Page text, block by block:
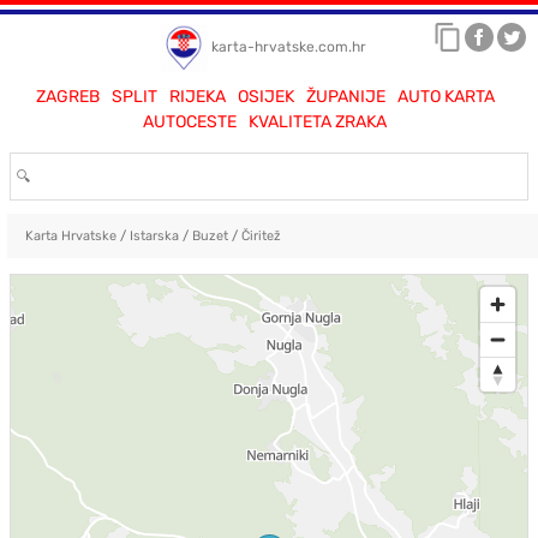
karta-hrvatske.com.hr
ZAGREB SPLIT RIJEKA OSIJEK ŽUPANIJE
AUTO KARTA
AUTOCESTE
KVALITETA ZRAKA
Karta Hrvatske/ Istarska/ Buzet/ Čiritež